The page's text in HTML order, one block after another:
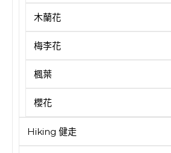
木蘭花
梅李花
楓葉
櫻花
Hiking 健走